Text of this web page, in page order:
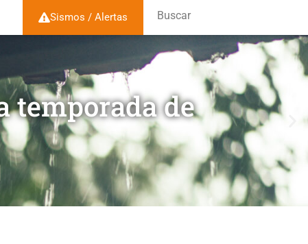
Sismos / Alertas Buscar
temporada de